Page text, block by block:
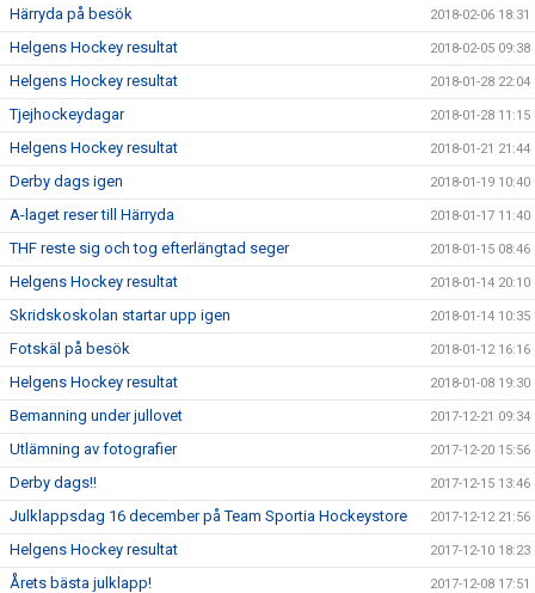
Härryda på besök 2018-02-06 18:31
Helgens Hockey resultat 2018-02-05 09:38
Helgens Hockey resultat 2018-01-28 22:04
Tjejhockeydagar 2018-01-28 11:15
Helgens Hockey resultat 2018-01-21 21:44
Derby dags igen 2018-01-19 10:40
A-laget reser till Härryda 2018-01-17 11:40
THF reste sig och tog efterlängtad seger 2018-01-15 08:46
Helgens Hockey resultat 2018-01-14 20:10
Skridskoskolan startar upp igen 2018-01-14 10:35
Fotskäl på besök 2018-01-12 16:16
Helgens Hockey resultat 2018-01-08 19:30
Bemanning under jullovet 2017-12-21 09:34
Utlämning av fotografier 2017-12-20 15:56
Derby dags!! 2017-12-15 13:46
Julklappsdag 16 december på Team Sportia Hockeystore 2017-12-12 21:56
Helgens Hockey resultat 2017-12-10 18:23
Årets bästa julklapp! 2017-12-08 17:51